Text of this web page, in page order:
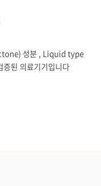
성분 , Liquid type
증된 의료기기입니다